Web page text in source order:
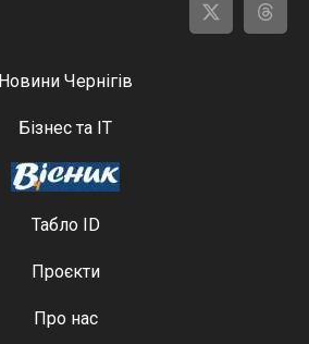
Новини Чернігів
Бізнес та ІТ
Табло ID
Проєкти
Про нас